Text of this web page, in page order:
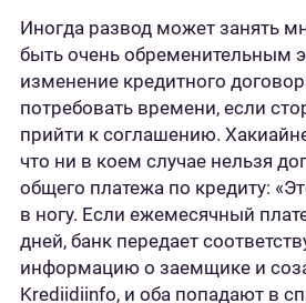
Иногда развод может занять
быть очень обременительным
изменение кредитного
потребовать времени, если
прийти к соглашению.
что ни в коем случае нельзя
общего платежа по кредиту:
в ногу. Если ежемесячный
дней, банк передает
информацию о заемщике и
Krediidiinfo, и оба попадают в